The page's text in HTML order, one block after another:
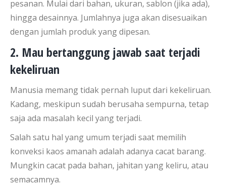
pesanan. Mulai dari bahan, ukuran, sablon (jika ada),
hingga desainnya. Jumlahnya juga akan disesuaikan
dengan jumlah produk yang dipesan.
2. Mau bertanggung jawab saat terjadi
kekeliruan
Manusia memang tidak pernah luput dari kekeliruan.
Kadang, meskipun sudah berusaha sempurna, tetap
saja ada masalah kecil yang terjadi.
Salah satu hal yang umum terjadi saat memilih
konveksi kaos amanah adalah adanya cacat barang.
Mungkin cacat pada bahan, jahitan yang keliru, atau
semacamnya.